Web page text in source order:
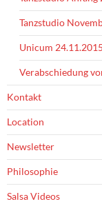
Tanzstudio
Unicum 24.11.2015
Verabschiedung
Kontakt
Location
Newsletter
Philosophie
Salsa Videos